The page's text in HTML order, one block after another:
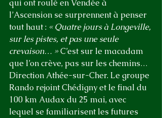
qui ont roulé en Vendée à
l’Ascension se surprennent à penser
tout haut : « Quatre jours à Longeville,
sur les pistes, et pas une seule
crevaison… » C’est sur le macadam
que l’on crève, pas sur les chemins…
Direction Athée-sur-Cher. Le groupe
Rando rejoint Chédigny et le final du
100 km Audax du 25 mai, avec
lequel se familiarisent les futures